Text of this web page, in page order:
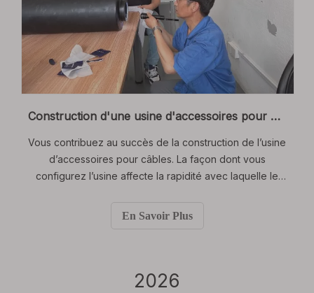
Construction d'une usine d'accessoires pour câbles : aménagement d'atelier pour les produits MT et HT
Vous contribuez au succès de la construction de l’usine
d’accessoires pour câbles. La façon dont vous
configurez l’usine affecte la rapidité avec laquelle le
des travailleurs et la qualité de chaque produit de
En Savoir Plus
2026